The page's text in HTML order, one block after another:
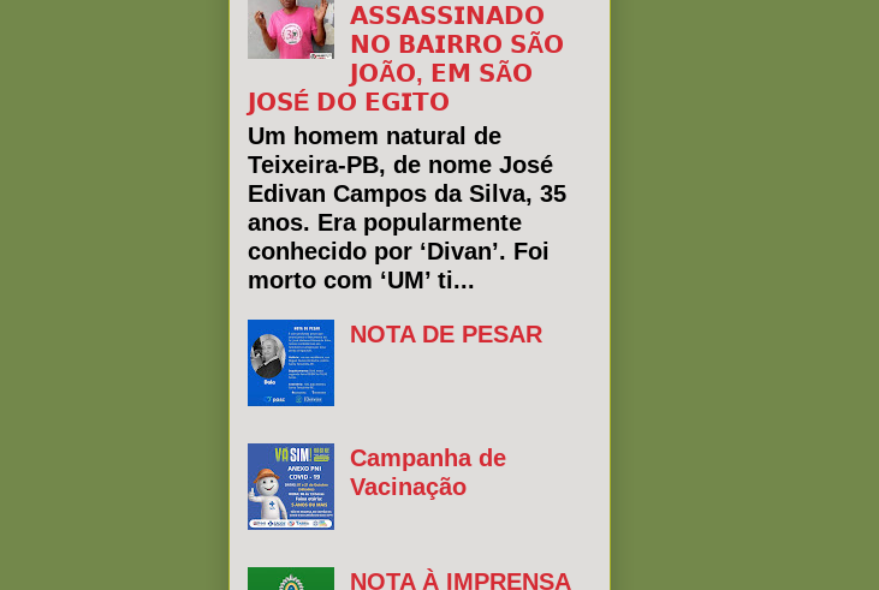
𝗔𝗦𝗦𝗔𝗦𝗦𝗜𝗡𝗔𝗗𝗢
𝗡𝗢 𝗕𝗔𝗜𝗥𝗥𝗢 𝗦Ã𝗢
𝗝𝗢Ã𝗢, 𝗘𝗠 𝗦Ã𝗢
𝗝𝗢𝗦É 𝗗𝗢 𝗘𝗚𝗜𝗧𝗢
Um homem natural de
Teixeira-PB, de nome José
Edivan Campos da Silva, 35
anos. Era popularmente
conhecido por ‘Divan’. Foi
morto com ‘UM’ ti...
NOTA DE PESAR
Campanha de
Vacinação
NOTA À IMPRENSA